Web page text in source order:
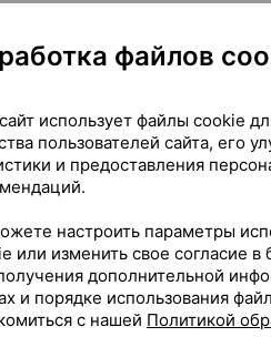
, Словения
еще
файлов
использует файлы cookie
пользователей сайта, его
и предоставления
настроить параметры
или изменить свое согласие
дополнительной
и порядке использования
с нашей Политикой